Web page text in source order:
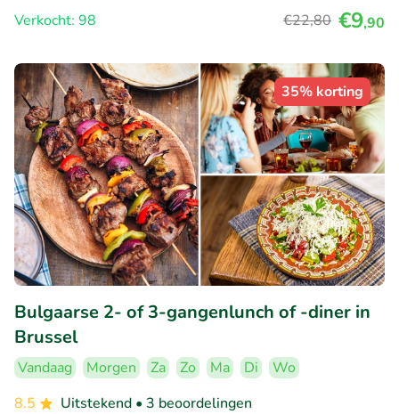
Verkocht: 98
€22,80 €9,90
35% korting
Bulgaarse 2- of 3-gangenlunch of -diner in
Brussel
Vandaag Morgen Za Zo Ma Di
Wo
8.5
Uitstekend • 3 beoordelingen